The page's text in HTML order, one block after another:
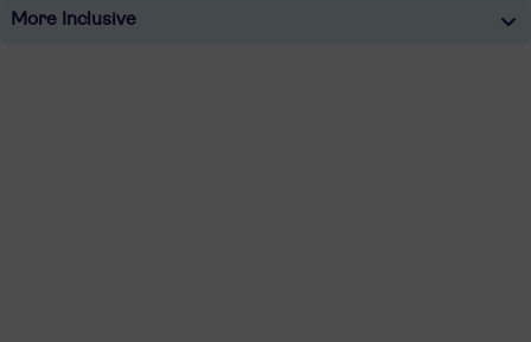
More Inclusive